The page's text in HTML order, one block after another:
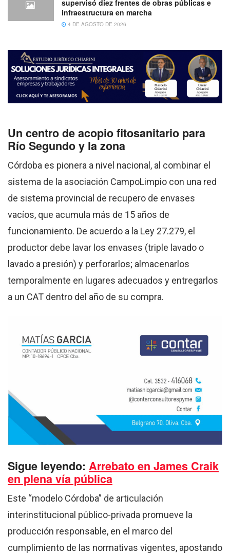
supervisó diez frentes de obras públicas e
infraestructura en marcha
4 DE AGOSTO DE 2026
Un centro de acopio fitosanitario para
Río Segundo y la zona
Córdoba es pionera a nivel nacional, al combinar el
sistema de la asociación CampoLimpio con una red
de sistema provincial de recupero de envases
vacíos, que acumula más de 15 años de
funcionamiento. De acuerdo a la Ley 27.279, el
productor debe lavar los envases (triple lavado o
lavado a presión) y perforarlos; almacenarlos
temporalmente en lugares adecuados y entregarlos
a un CAT dentro del año de su compra.
Sigue leyendo: Arrebato en James Craik
en plena vía pública
Este “modelo Córdoba” de articulación
interinstitucional público-privada promueve la
producción responsable, en el marco del
cumplimiento de las normativas vigentes, apostando